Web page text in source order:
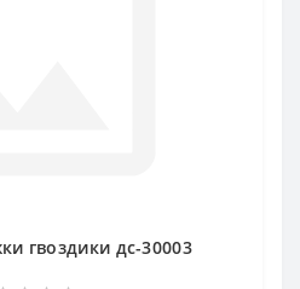
гвоздики дс-30003